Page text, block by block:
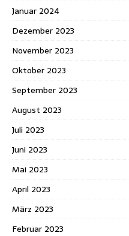
Januar 2024
Dezember 2023
November 2023
Oktober 2023
September 2023
August 2023
Juli 2023
Juni 2023
Mai 2023
April 2023
März 2023
Februar 2023